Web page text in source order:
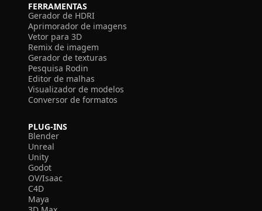
FERRAMENTAS
Gerador de HDRI
Aprimorador de imagens
Vetor para 3D
Remix de imagem
Gerador de texturas
Pesquisa Rodin
Editor de malhas
Visualizador de modelos
Conversor de formatos
PLUG-INS
Blender
Unreal
Unity
Godot
OV/Isaac
C4D
Maya